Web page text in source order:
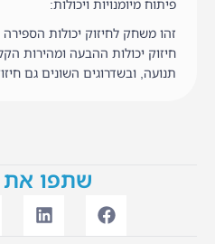
פיתוח מיומנויות ויכולות:
זהו משחק לחיזוק יכולות הספירה
חיזוק יכולות ההבעה ומהירות
תנועה, ובשדרוגים השונים גם
שתפו את